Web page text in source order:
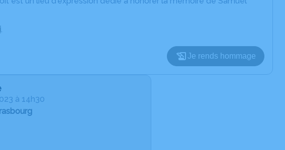
.
Je rends hommage
à 14h30